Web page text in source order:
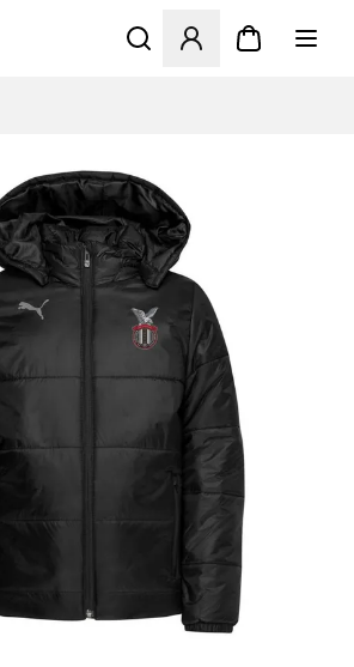
Öffnet ein Fenster zum